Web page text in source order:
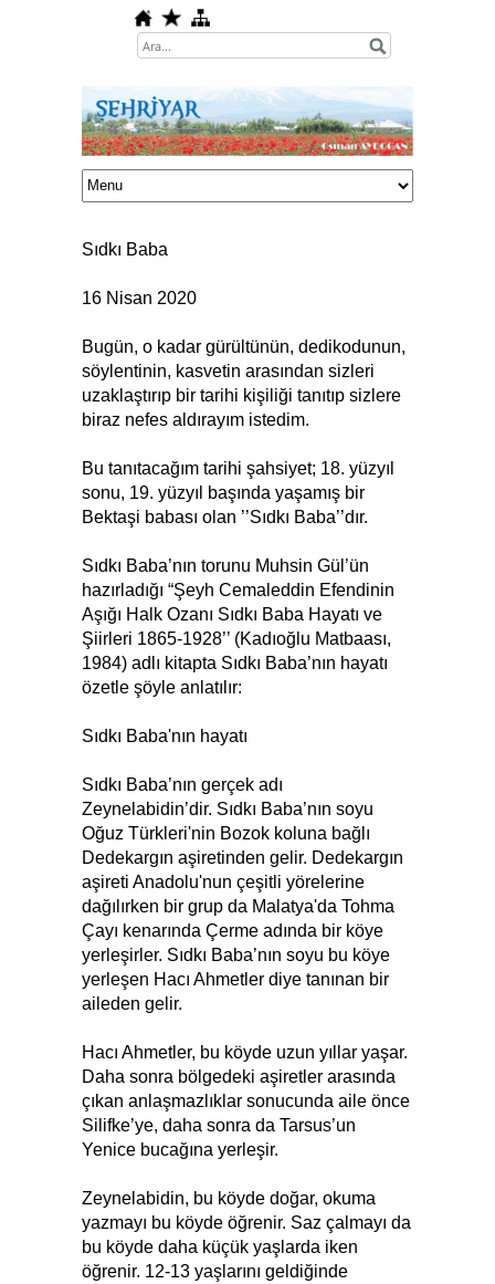
Sıdkı Baba
16 Nisan 2020
Bugün, o kadar gürültünün, dedikodunun,
söylentinin, kasvetin arasından sizleri
uzaklaştırıp bir tarihi kişiliği tanıtıp sizlere
biraz nefes aldırayım istedim.
Bu tanıtacağım tarihi şahsiyet; 18. yüzyıl
sonu, 19. yüzyıl başında yaşamış bir
Bektaşi babası olan ’’Sıdkı Baba’’dır.
Sıdkı Baba’nın torunu Muhsin Gül’ün
hazırladığı “Şeyh Cemaleddin Efendinin
Aşığı Halk Ozanı Sıdkı Baba Hayatı ve
Şiirleri 1865-1928’’ (Kadıoğlu Matbaası,
1984) adlı kitapta Sıdkı Baba’nın hayatı
özetle şöyle anlatılır:
Sıdkı Baba'nın hayatı
Sıdkı Baba’nın gerçek adı
Zeynelabidin’dir. Sıdkı Baba’nın soyu
Oğuz Türkleri'nin Bozok koluna bağlı
Dedekargın aşiretinden gelir. Dedekargın
aşireti Anadolu'nun çeşitli yörelerine
dağılırken bir grup da Malatya'da Tohma
Çayı kenarında Çerme adında bir köye
yerleşirler. Sıdkı Baba’nın soyu bu köye
yerleşen Hacı Ahmetler diye tanınan bir
aileden gelir.
Hacı Ahmetler, bu köyde uzun yıllar yaşar.
Daha sonra bölgedeki aşiretler arasında
çıkan anlaşmazlıklar sonucunda aile önce
Silifke’ye, daha sonra da Tarsus’un
Yenice bucağına yerleşir.
Zeynelabidin, bu köyde doğar, okuma
yazmayı bu köyde öğrenir. Saz çalmayı da
bu köyde daha küçük yaşlarda iken
öğrenir. 12-13 yaşlarını geldiğinde